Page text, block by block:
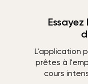
L'application
prêtes à
cours